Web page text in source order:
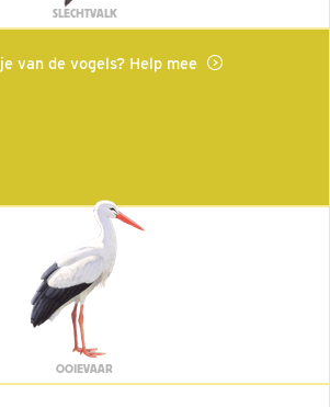
SLECHTVALK
van de vogels? Help mee
OOIEVAAR